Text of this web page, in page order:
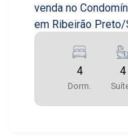
venda no
em Ribeirão
garagens, a casa
320,00m2 e uma
casa é composta
sala de jantar,
lavabo e banheiro
4
Dorm.
4